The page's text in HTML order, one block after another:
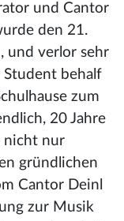
und Cantor
den 21.
und verlor sehr
Student behalf
zum
20 Jahre
nicht nur
gründlichen
Cantor Deinl
zur Musik